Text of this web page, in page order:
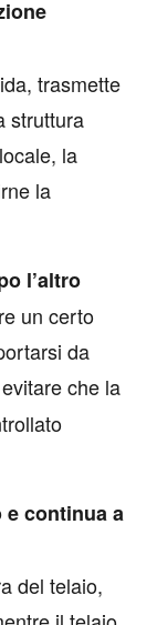
trasmette
struttura
la
la
l’altro
un certo
da
che la
e continua a
del telaio,